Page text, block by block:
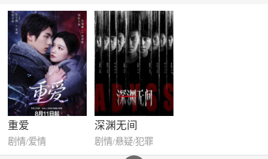
重爱
剧情/爱情
深渊无间
剧情/悬疑/犯罪